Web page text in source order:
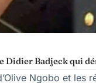
Badjeck qui
Ngobo et les